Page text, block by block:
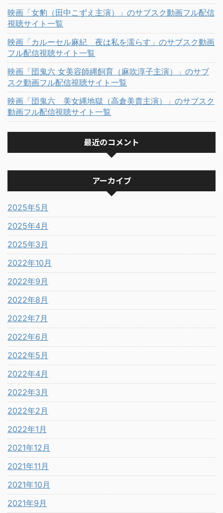
映画「女豹（田中こずえ主演）」のサブスク動画フル配信
視聴サイト一覧
映画「カルーセル麻紀 夜は私を濡らす」のサブスク動画
フル配信視聴サイト一覧
映画「団鬼六 女美容師縄飼育（麻吹淳子主演）」のサブ
スク動画フル配信視聴サイト一覧
映画「団鬼六 美女縄地獄（高倉美貴主演）」のサブスク
動画フル配信視聴サイト一覧
最近のコメント
アーカイブ
2025年5月
2025年4月
2025年3月
2022年10月
2022年9月
2022年8月
2022年7月
2022年6月
2022年5月
2022年4月
2022年3月
2022年2月
2022年1月
2021年12月
2021年11月
2021年10月
2021年9月